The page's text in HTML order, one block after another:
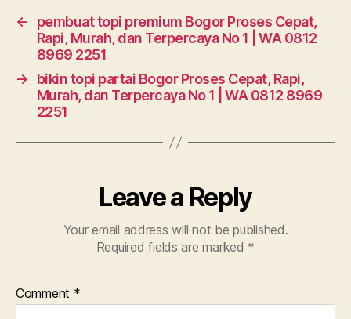
←
pembuat topi premium Bogor Proses Cepat,
Rapi, Murah, dan Terpercaya No 1 | WA 0812
8969 2251
→
bikin topi partai Bogor Proses Cepat, Rapi,
Murah, dan Terpercaya No 1 | WA 0812 8969
2251
Leave a Reply
Your email address will not be published.
Required fields are marked *
Comment *